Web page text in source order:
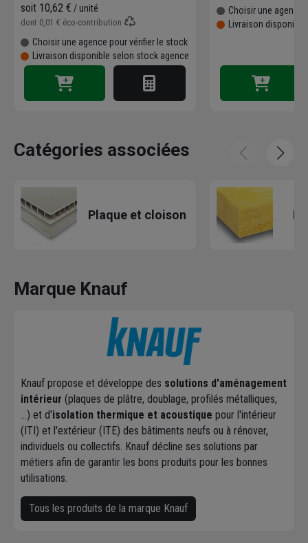
soit 10,62 € / unité
dont 0,01 € éco-contribution
Choisir une agence pour vérifier le stock
Livraison disponible selon stock agence
Choisir une agence
Livraison
Catégories associées
Plaque et cloison
Marque Knauf
Knauf propose et développe des solutions d'aménagement
intérieur (plaques de plâtre, doublage, profilés métalliques,
…) et d'isolation thermique et acoustique pour l'intérieur
(ITI) et l'extérieur (ITE) des bâtiments neufs ou à rénover,
individuels ou collectifs. Knauf décline ses solutions par
métiers afin de garantir les bons produits pour les bonnes
utilisations.
Tous les produits de la marque Knauf